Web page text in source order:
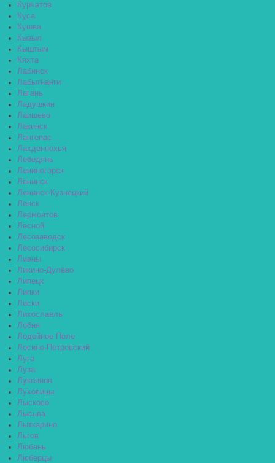
Курчатов
Куса
Кушва
Кызыл
Кыштым
Кяхта
Лабинск
Лабытнанги
Лагань
Ладушкин
Лаишево
Лакинск
Лангепас
Лахденпохья
Лебедянь
Лениногорск
Ленинск
Ленинск-Кузнецкий
Ленск
Лермонтов
Лесной
Лесозаводск
Лесосибирск
Ливны
Ликино-Дулёво
Липецк
Липки
Лиски
Лихославль
Лобня
Лодейное Поле
Лосино-Петровский
Луга
Луза
Лукоянов
Луховицы
Лысково
Лысьва
Лыткарино
Льгов
Любань
Люберцы